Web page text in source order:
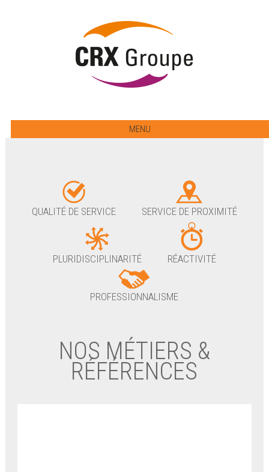
MENU
QUALITÉ DE SERVICE SERVICE DE PROXIMITÉ
PLURIDISCIPLINARITÉ RÉACTIVITÉ
PROFESSIONNALISME
NOS MÉTIERS &
RÉFÉRENCES